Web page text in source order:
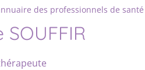
des professionnels de santé
SOUFFIR